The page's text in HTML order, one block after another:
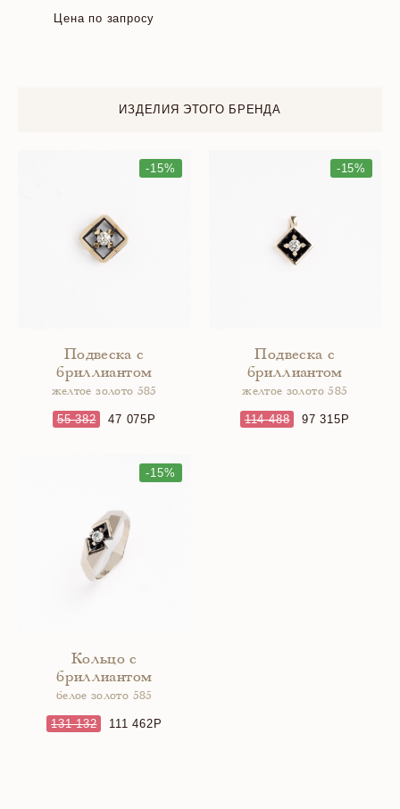
Цена по запросу
ИЗДЕЛИЯ ЭТОГО БРЕНДА
-15%
Подвеска с
бриллиантом
желтое золото 585
55 382 47 075
-15%
Подвеска с
бриллиантом
желтое золото 585
114 488 97 315
-15%
Кольцо с
бриллиантом
белое золото 585
131 132 111 462